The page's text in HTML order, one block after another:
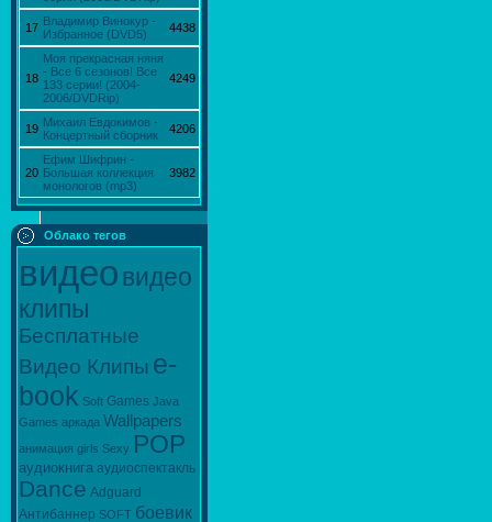
17 Владимир Винокур -
Избранное (DVD5)
4438
18
Моя прекрасная няня
- Все 6 сезонов! Все
133 серии! (2004-
2006/DVDRip)
4249
19 Михаил Евдокимов -
Концертный сборник
4206
20
Ефим Шифрин -
Большая коллекция
монологов (mp3)
3982
Облако тегов
видеовидео
клипы
Бесплатные
Видео Клипы e-
book Soft Games Java
Games аркада Wallpapers
анимация girls Sexy POP
аудиокнига аудиоспектакль
Dance Adguard
Антибаннер SOFТ боевик